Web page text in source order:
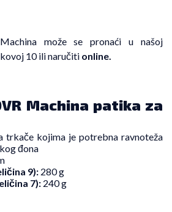
može se pronaći u našoj
10 ili naručiti online.
Machina patika za
trkače kojima je potrebna ravnoteža
đona
9): 280 g
7): 240 g